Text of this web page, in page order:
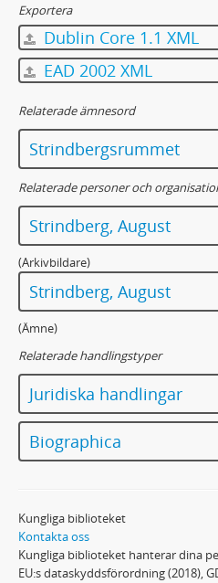
Exportera
Dublin Core 1.1 XML
EAD 2002 XML
Relaterade ämnesord
Strindbergsrummet
Relaterade personer och
Strindberg, August
(Arkivbildare)
Strindberg, August
(Ämne)
Relaterade handlingstyper
Juridiska handlingar
Biographica
Kungliga biblioteket
Kontakta oss
Kungliga biblioteket hanterar dina
EU:s dataskyddsförordning (2018),